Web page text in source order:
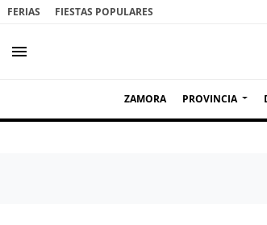
FERIAS FIESTAS POPULARES
menu
ZAMORA PROVINCIA